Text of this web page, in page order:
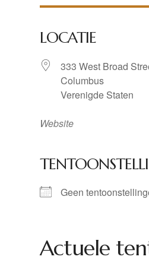
LOCATIE
333 West Broad
Columbus
Verenigde Staten
Website
Geen
Actuele